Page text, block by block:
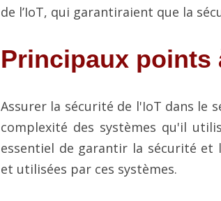
de l’IoT, qui garantiraient que la
Principaux points
Assurer la sécurité de l'IoT dans le
complexité des systèmes qu'il
essentiel de garantir la sécurité
et utilisées par ces systèmes.